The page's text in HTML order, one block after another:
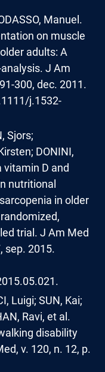
Manuel.
on muscle
adults: A
J Am
300, dec. 2011.
j.1532-
Sjors;
DONINI,
vitamin D and
nutritional
in older
trial. J Am Med
sep. 2015.
Luigi; SUN, Kai;
Ravi, et al.
disability
v. 120, n. 12, p.